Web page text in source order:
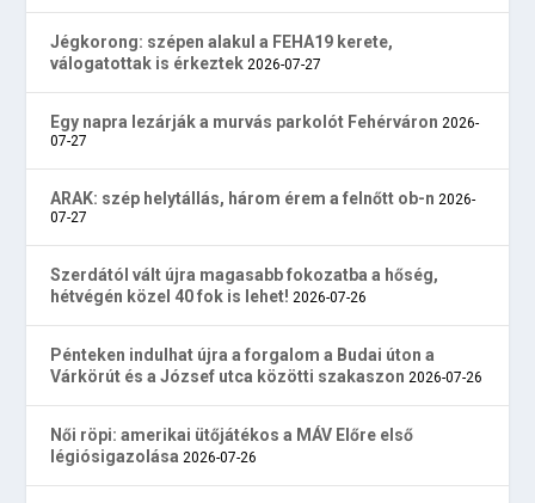
Jégkorong: szépen alakul a FEHA19 kerete,
válogatottak is érkeztek 2026-07-27
Egy napra lezárják a murvás parkolót Fehérváron 2026-
07-27
ARAK: szép helytállás, három érem a felnőtt ob-n 2026-
07-27
Szerdától vált újra magasabb fokozatba a hőség,
hétvégén közel 40 fok is lehet! 2026-07-26
Pénteken indulhat újra a forgalom a Budai úton a
Várkörút és a József utca közötti szakaszon 2026-07-26
Női röpi: amerikai ütőjátékos a MÁV Előre első
légiósigazolása 2026-07-26